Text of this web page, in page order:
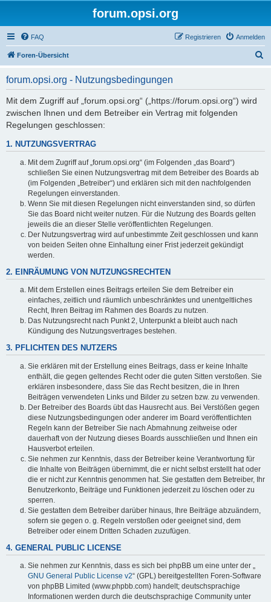
forum.opsi.org
FAQ Anmelden
Registrieren
Foren-Übersicht
forum.opsi.org - Nutzungsbedingungen
Mit dem Zugriff auf „forum.opsi.org“ („https://forum.opsi.org“) wird
zwischen Ihnen und dem Betreiber ein Vertrag mit folgenden
Regelungen geschlossen:
1. NUTZUNGSVERTRAG
Mit dem Zugriff auf „forum.opsi.org“ (im Folgenden „das Board“)
schließen Sie einen Nutzungsvertrag mit dem Betreiber des Boards ab
(im Folgenden „Betreiber“) und erklären sich mit den nachfolgenden
Regelungen einverstanden.
Wenn Sie mit diesen Regelungen nicht einverstanden sind, so dürfen
Sie das Board nicht weiter nutzen. Für die Nutzung des Boards gelten
jeweils die an dieser Stelle veröffentlichten Regelungen.
Der Nutzungsvertrag wird auf unbestimmte Zeit geschlossen und kann
von beiden Seiten ohne Einhaltung einer Frist jederzeit gekündigt
werden.
2. EINRÄUMUNG VON NUTZUNGSRECHTEN
Mit dem Erstellen eines Beitrags erteilen Sie dem Betreiber ein
einfaches, zeitlich und räumlich unbeschränktes und unentgeltliches
Recht, Ihren Beitrag im Rahmen des Boards zu nutzen.
Das Nutzungsrecht nach Punkt 2, Unterpunkt a bleibt auch nach
Kündigung des Nutzungsvertrages bestehen.
3. PFLICHTEN DES NUTZERS
Sie erklären mit der Erstellung eines Beitrags, dass er keine Inhalte
enthält, die gegen geltendes Recht oder die guten Sitten verstoßen. Sie
erklären insbesondere, dass Sie das Recht besitzen, die in Ihren
Beiträgen verwendeten Links und Bilder zu setzen bzw. zu verwenden.
Der Betreiber des Boards übt das Hausrecht aus. Bei Verstößen gegen
diese Nutzungsbedingungen oder anderer im Board veröffentlichten
Regeln kann der Betreiber Sie nach Abmahnung zeitweise oder
dauerhaft von der Nutzung dieses Boards ausschließen und Ihnen ein
Hausverbot erteilen.
Sie nehmen zur Kenntnis, dass der Betreiber keine Verantwortung für
die Inhalte von Beiträgen übernimmt, die er nicht selbst erstellt hat oder
die er nicht zur Kenntnis genommen hat. Sie gestatten dem Betreiber, Ihr
Benutzerkonto, Beiträge und Funktionen jederzeit zu löschen oder zu
sperren.
Sie gestatten dem Betreiber darüber hinaus, Ihre Beiträge abzuändern,
sofern sie gegen o. g. Regeln verstoßen oder geeignet sind, dem
Betreiber oder einem Dritten Schaden zuzufügen.
4. GENERAL PUBLIC LICENSE
Sie nehmen zur Kenntnis, dass es sich bei phpBB um eine unter der „
GNU General Public License v2“ (GPL) bereitgestellten Foren-Software
von phpBB Limited (www.phpbb.com) handelt; deutschsprachige
Informationen werden durch die deutschsprachige Community unter